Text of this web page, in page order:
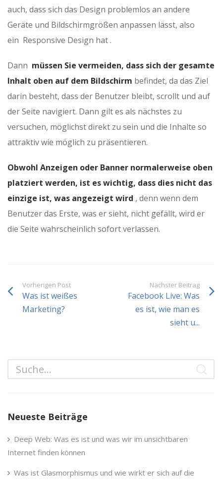
auch, dass sich das Design problemlos an andere
Geräte und Bildschirmgrößen anpassen lässt, also
ein Responsive Design hat .
Dann müssen Sie vermeiden, dass sich der gesamte
Inhalt oben auf dem Bildschirm befindet, da das Ziel
darin besteht, dass der Benutzer bleibt, scrollt und auf
der Seite navigiert. Dann gilt es als nächstes zu
versuchen, möglichst direkt zu sein und die Inhalte so
attraktiv wie möglich zu präsentieren.
Obwohl Anzeigen oder Banner normalerweise oben
platziert werden, ist es wichtig, dass dies nicht das
einzige ist, was angezeigt wird , denn wenn dem
Benutzer das Erste, was er sieht, nicht gefällt, wird er
die Seite wahrscheinlich sofort verlassen.
Vorherigen Post
Was ist weißes
Marketing?
Nächster Beitrag
Facebook Live: Was
es ist, wie man es
sieht u...
Neueste Beiträge
Deep Web: Was es ist und was wir im unsichtbaren
Internet finden können
Was ist Glasmorphismus und wie wirkt er sich auf die